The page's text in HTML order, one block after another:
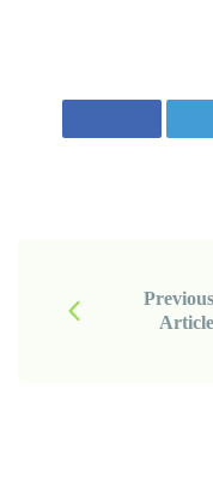
Previous
Article